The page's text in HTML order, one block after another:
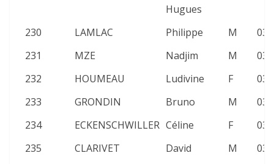
Hugues
230 LAMLAC Philippe M
231
MZE Nadjim M
232
HOUMEAU Ludivine F
233
GRONDIN Bruno M
234
ECKENSCHWILLER Céline F
235
CLARIVET David M